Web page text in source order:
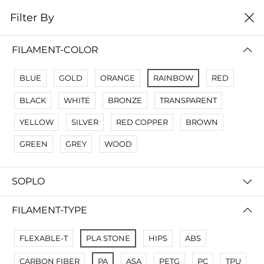
0
Filter By
FILAMENT-COLOR
BLUE GOLD ORANGE RAINBOW RED
BLACK WHITE BRONZE TRANSPARENT
YELLOW SILVER RED COPPER BROWN
GREEN GREY WOOD
SOPLO
FILAMENT-TYPE
FLEXABLE-T PLA STONE HIPS ABS
CARBON FIBER PA ASA PETG PC TPU